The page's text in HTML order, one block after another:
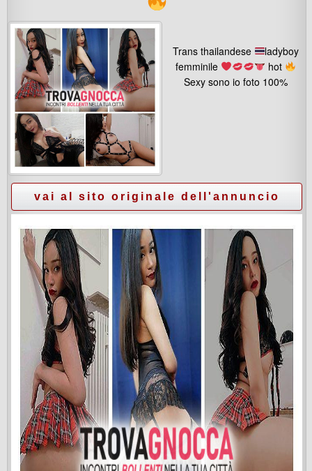
Trans thailandese
ladyboy
femminile
hot
Sexy sono io foto 100%